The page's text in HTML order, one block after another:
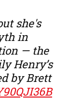
she's
in
— the
Henry’s
by Brett